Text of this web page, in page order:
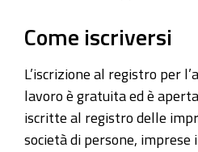
Come iscriversi
L’iscrizione al registro per
lavoro è gratuita ed è
iscritte al registro delle
società di persone, imprese